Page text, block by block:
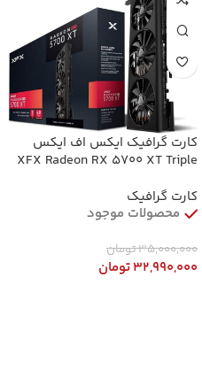
کارت گرافیک ایکس اف ایکس
XFX Radeon RX 5700 XT Triple
کارت گرافیک
محصولات موجود
35,000,000تومان
32,990,000تومان